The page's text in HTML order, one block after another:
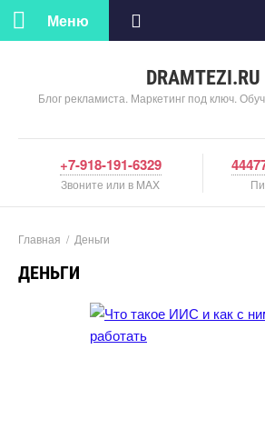
DRAMTEZI.RU
Блог рекламиста. Маркетинг под ключ.
Меню
+7-918-191-6329
Звоните или в MAX
Главная / Деньги
ДЕНЬГИ